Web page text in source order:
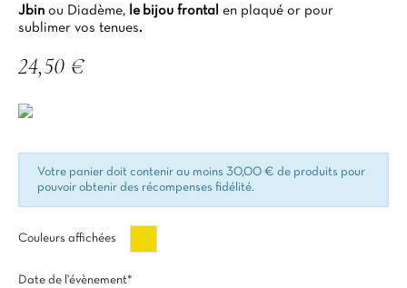
Jbin ou Diadème, le bijou frontal en plaqué or pour
sublimer vos tenues.
24,50 €
Votre panier doit contenir au moins 30,00 € de produits pour
pouvoir obtenir des récompenses fidélité.
Couleurs affichées
Date de l'évènement*